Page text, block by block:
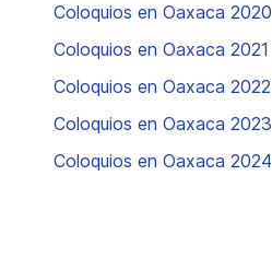
Coloquios en Oaxaca 2020
Coloquios en Oaxaca 2021
Coloquios en Oaxaca 2022
Coloquios en Oaxaca 2023
Coloquios en Oaxaca 2024